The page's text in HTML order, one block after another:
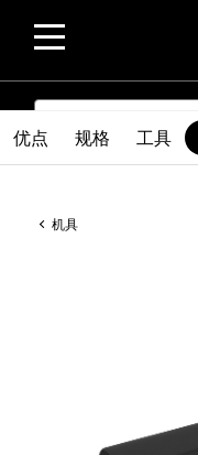
SEARCH
机具
优点 规格 工具